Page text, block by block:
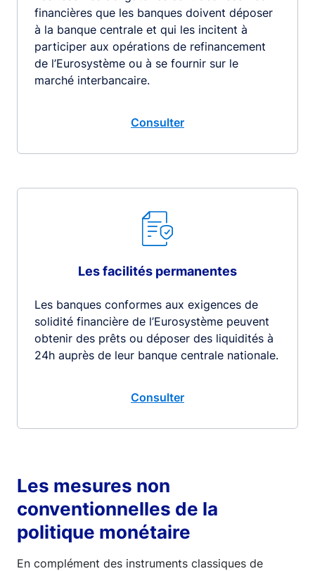
financières que les banques doivent déposer
à la banque centrale et qui les incitent à
participer aux opérations de refinancement
de l’Eurosystème ou à se fournir sur le
marché interbancaire.
Consulter
Les facilités permanentes
Les banques conformes aux exigences de
solidité financière de l’Eurosystème peuvent
obtenir des prêts ou déposer des liquidités à
24h auprès de leur banque centrale nationale.
Consulter
Les mesures non
conventionnelles de la
politique monétaire
En complément des instruments classiques de